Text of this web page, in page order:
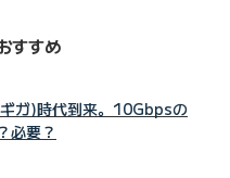
すすめ
ガ)時代到来。10Gbpsの
必要？